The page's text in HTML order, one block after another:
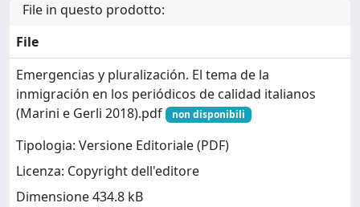
File in questo prodotto:
File
Emergencias y pluralización. El tema de la
inmigración en los periódicos de calidad italianos
(Marini e Gerli 2018).pdf
non disponibili
Tipologia: Versione Editoriale (PDF)
Licenza: Copyright dell'editore
Dimensione 434.8 kB